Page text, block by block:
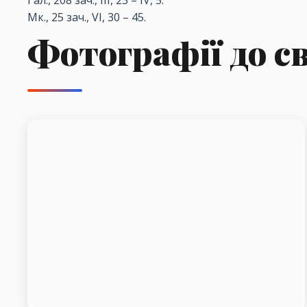
Мк., 25 зач., VI, 30 – 45.
Фотографії до